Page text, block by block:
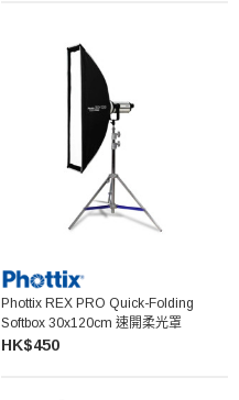
Phottix REX PRO Quick-Folding
Softbox 30x120cm 速開柔光罩
HK$450